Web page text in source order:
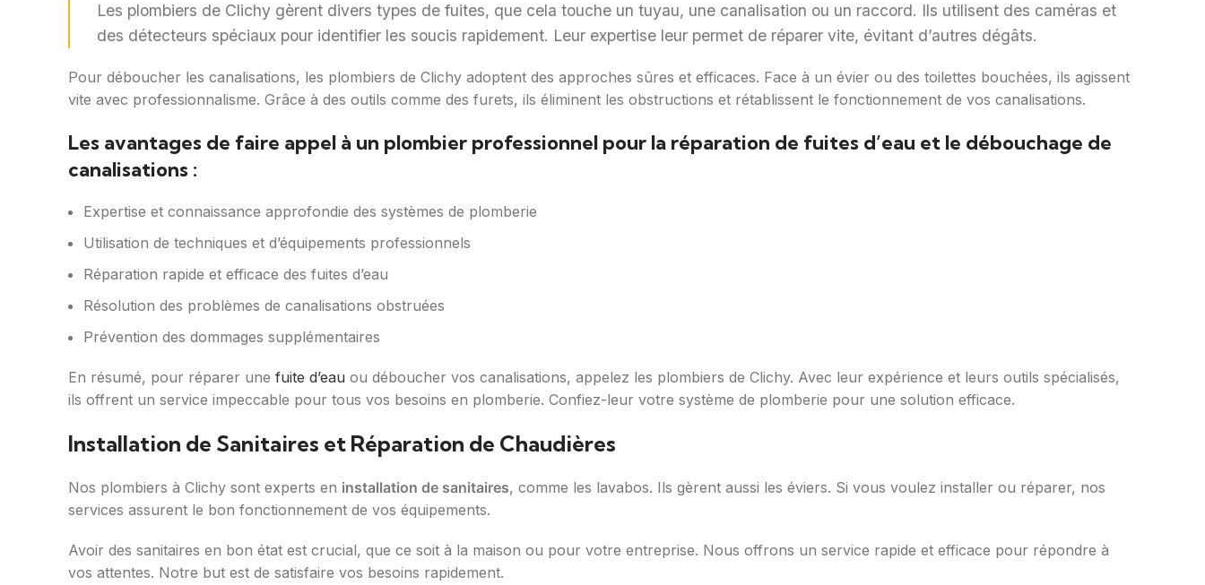
Les plombiers de Clichy gèrent divers types de fuites, que cela touche un tuyau, une canalisation ou un raccord. Ils utilisent des caméras et
des détecteurs spéciaux pour identifier les soucis rapidement. Leur expertise leur permet de réparer vite, évitant d’autres dégâts.
Pour déboucher les canalisations, les plombiers de Clichy adoptent des approches sûres et efficaces. Face à un évier ou des toilettes bouchées, ils agissent
vite avec professionnalisme. Grâce à des outils comme des furets, ils éliminent les obstructions et rétablissent le fonctionnement de vos canalisations.
Les avantages de faire appel à un plombier professionnel pour la réparation de fuites d’eau et le débouchage de
canalisations :
Expertise et connaissance approfondie des systèmes de plomberie
Utilisation de techniques et d’équipements professionnels
Réparation rapide et efficace des fuites d’eau
Résolution des problèmes de canalisations obstruées
Prévention des dommages supplémentaires
En résumé, pour réparer une fuite d’eau ou déboucher vos canalisations, appelez les plombiers de Clichy. Avec leur expérience et leurs outils spécialisés,
ils offrent un service impeccable pour tous vos besoins en plomberie. Confiez-leur votre système de plomberie pour une solution efficace.
Installation de Sanitaires et Réparation de Chaudières
Nos plombiers à Clichy sont experts en installation de sanitaires, comme les lavabos. Ils gèrent aussi les éviers. Si vous voulez installer ou réparer, nos
services assurent le bon fonctionnement de vos équipements.
Avoir des sanitaires en bon état est crucial, que ce soit à la maison ou pour votre entreprise. Nous offrons un service rapide et efficace pour répondre à
vos attentes. Notre but est de satisfaire vos besoins rapidement.